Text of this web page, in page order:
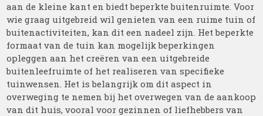
aan de kleine kant en biedt beperkte buitenruimte. Voor
wie graag uitgebreid wil genieten van een ruime tuin of
buitenactiviteiten, kan dit een nadeel zijn. Het beperkte
formaat van de tuin kan mogelijk beperkingen
opleggen aan het creëren van een uitgebreide
buitenleefruimte of het realiseren van specifieke
tuinwensen. Het is belangrijk om dit aspect in
overweging te nemen bij het overwegen van de aankoop
van dit huis, vooral voor gezinnen of liefhebbers van